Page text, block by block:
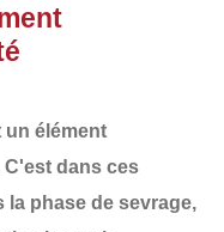
un élément
dans ces
phase de sevrage,